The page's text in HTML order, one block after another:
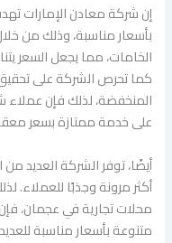
إن شركة معادن الإمارات
بأسعار مناسبة، وذلك من
الخامات، مما يجعل السعر
كما تحرص الشركة على تحقيق
المنخفضة، لذلك فإن
على خدمة ممتازة بسعر
أيضًا، توفر الشركة العديد
أكثر مرونة وجذبًا للعملاء.
محلات تجارية في عجمان،
متنوعة بأسعار مناسبة